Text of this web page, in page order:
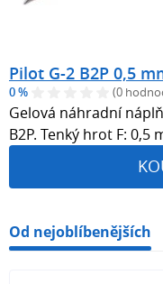
Pilot G-2 B2P 0,5
0 % (0
Gelová náhradní
B2P. Tenký hrot F: 0,5
Od nejoblíbenějších